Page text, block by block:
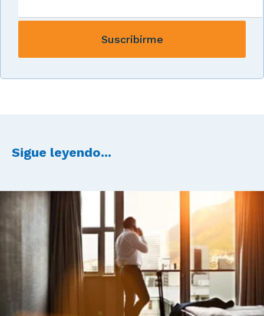
Sigue leyendo...